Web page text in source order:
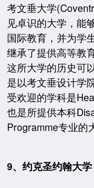
考文垂大学
见卓识的大学，能
国际教育，并为学
继承了提供高等教
这所大学的历史可
是以考文垂设计学
受欢迎的学科是
也是所提供本科
Programme专业的
9、约克圣约翰大学